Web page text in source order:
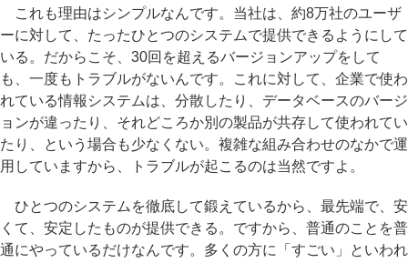
これも理由はシンプルなんです。当社は、約8万社のユーザ
ーに対して、たったひとつのシステムで提供できるようにして
いる。だからこそ、30回を超えるバージョンアップをして
も、一度もトラブルがないんです。これに対して、企業で使わ
れている情報システムは、分散したり、データベースのバージ
ョンが違ったり、それどころか別の製品が共存して使われてい
たり、という場合も少なくない。複雑な組み合わせのなかで運
用していますから、トラブルが起こるのは当然ですよ。
ひとつのシステムを徹底して鍛えているから、最先端で、安
くて、安定したものが提供できる。ですから、普通のことを普
通にやっているだけなんです。多くの方に「すごい」といわれ